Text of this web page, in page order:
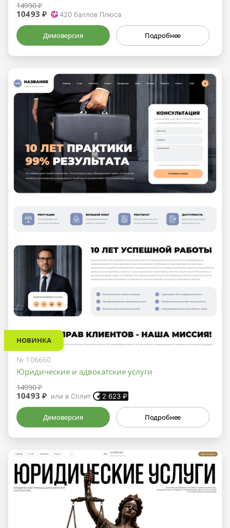
14990 ₽
10493 ₽ 420 баллов Плюса
Демоверсия Подробнее
НОВИНКА
№ 106660
Юридические и адвокатские услуги
14990 ₽
10493 ₽ или в Сплит 2 623 ₽
Демоверсия Подробнее